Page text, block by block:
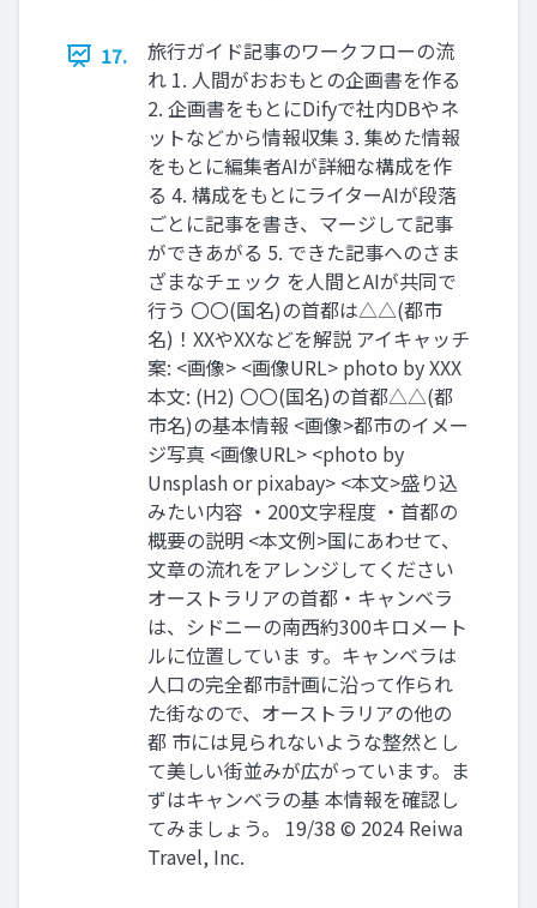
17.
旅行ガイド記事のワークフローの流
れ 1. 人間がおおもとの企画書を作る
2. 企画書をもとにDifyで社内DBやネ
ットなどから情報収集 3. 集めた情報
をもとに編集者AIが詳細な構成を作
る 4. 構成をもとにライターAIが段落
ごとに記事を書き、マージして記事
ができあがる 5. できた記事へのさま
ざまなチェック を人間とAIが共同で
行う 〇〇(国名)の首都は△△(都市
名)！XXやXXなどを解説 アイキャッチ
案: <画像> <画像URL> photo by XXX
本文: (H2) 〇〇(国名)の首都△△(都
市名)の基本情報 <画像>都市のイメー
ジ写真 <画像URL> <photo by
Unsplash or pixabay> <本文>盛り込
みたい内容 ・200文字程度 ・首都の
概要の説明 <本文例>国にあわせて、
文章の流れをアレンジしてください
オーストラリアの首都・キャンベラ
は、シドニーの南西約300キロメート
ルに位置していま す。キャンベラは
人口の完全都市計画に沿って作られ
た街なので、オーストラリアの他の
都 市には見られないような整然とし
て美しい街並みが広がっています。ま
ずはキャンベラの基 本情報を確認し
てみましょう。 19/38 © 2024 Reiwa
Travel, Inc.